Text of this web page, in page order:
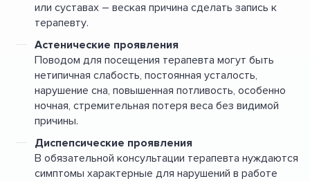
или суставах – веская причина сделать запись к
терапевту.
Астенические проявления
Поводом для посещения терапевта могут быть
нетипичная слабость, постоянная усталость,
нарушение сна, повышенная потливость, особенно
ночная, стремительная потеря веса без видимой
причины.
Диспепсические проявления
В обязательной консультации терапевта нуждаются
симптомы характерные для нарушений в работе